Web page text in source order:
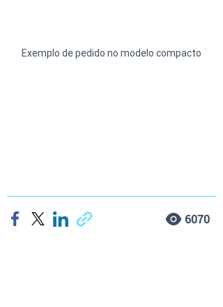
Exemplo de pedido no modelo compacto
6070